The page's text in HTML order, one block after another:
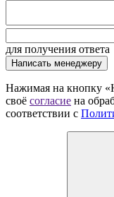
для получения ответа
Написать менеджеру
Нажимая на кнопку
своё согласие на
соответствии с